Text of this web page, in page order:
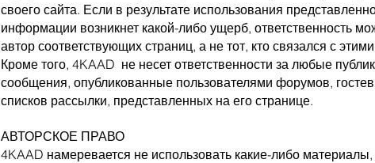
своего сайта. Если в результате использования
информации возникнет какой-либо ущерб, ответственность
автор соответствующих страниц, а не тот, кто связался с
Кроме того, 4KAAD не несет ответственности за любые
сообщения, опубликованные пользователями форумов,
списков рассылки, представленных на его странице.
АВТОРСКОЕ ПРАВО
4KAAD намеревается не использовать какие-либо